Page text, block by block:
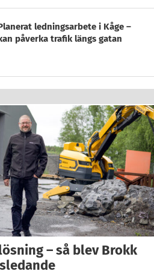
ledningsarbete i Kåge –
påverka trafik längs gatan
– så blev Brokk